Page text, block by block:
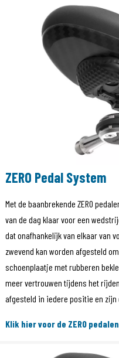
ZERO Pedal System
Met de baanbrekende ZERO
van de dag klaar voor een
dat onafhankelijk van elkaar van
zwevend kan worden afgesteld
schoenplaatje met rubberen
meer vertrouwen tijdens het
afgesteld in iedere positie en
Klik hier voor de ZERO